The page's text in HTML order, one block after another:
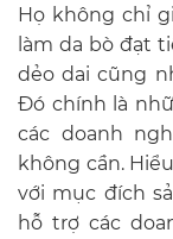
Họ không chỉ
làm da bò đạt
dẻo dai cũng
Đó chính là
các doanh
không cần.
với mục đích
hỗ trợ các